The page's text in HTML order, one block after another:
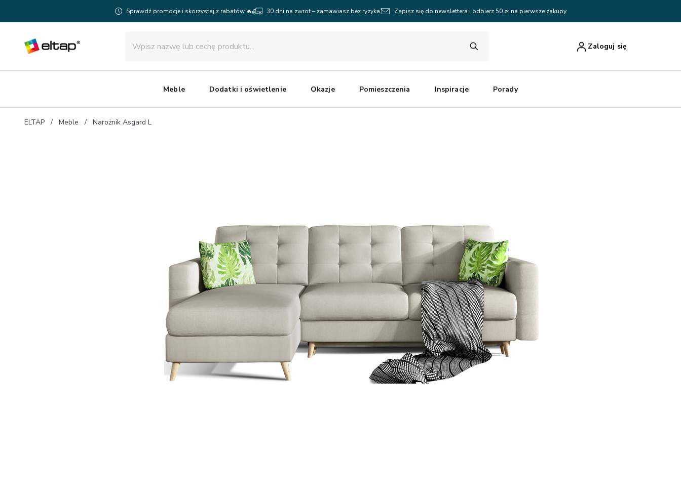
Sprawdź promocje i skorzystaj z rabatów 🔥 30 dni na zwrot – zamawiasz bez ryzyka Zapisz się do newslettera i odbierz 50 zł na pierwsze zakupy
Zaloguj się
Meble Dodatki i oświetlenie Okazje Pomieszczenia Inspiracje Porady
ELTAP Meble Narożnik Asgard L